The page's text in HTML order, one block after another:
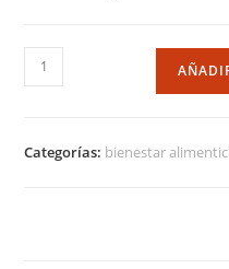
Categorías: bienestar